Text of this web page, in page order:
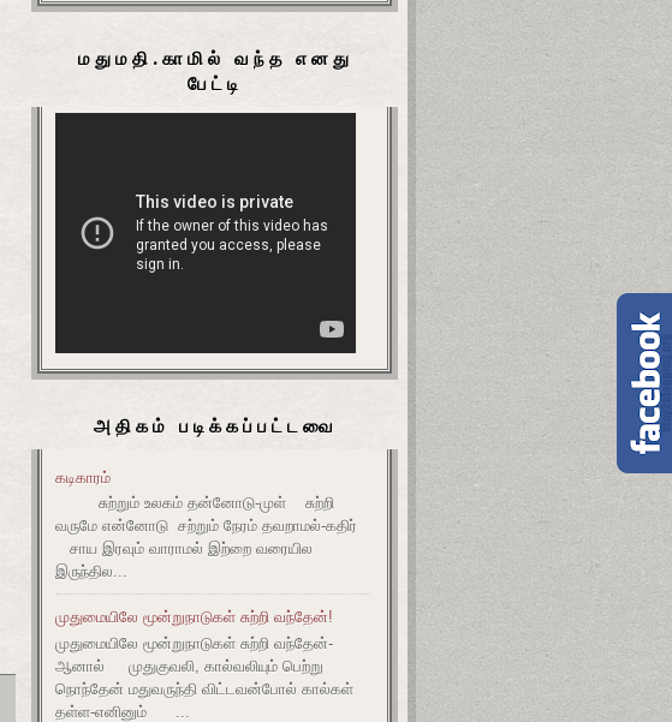
மதுமதி.காமில் வந்த எனது
பேட்டி
அதிகம் படிக்கப்பட்டவை
கடிகாரம்
சுற்றும் உலகம் தன்னோடு-முள் சுற்றி
வருமே என்னோடு சற்றும் நேரம் தவறாமல்-கதிர்
சாய இரவும் வாராமல் இற்றை வரையில
இருந்தில...
முதுமையிலே மூன்றுநாடுகள் சுற்றி வந்தேன்!
முதுமையிலே மூன்றுநாடுகள் சுற்றி வந்தேன்-
ஆனால் முதுகுவலி, கால்வலியும் பெற்று
நொந்தேன் மதுவருந்தி விட்டவன்போல் கால்கள்
தள்ள-எனினும் ...